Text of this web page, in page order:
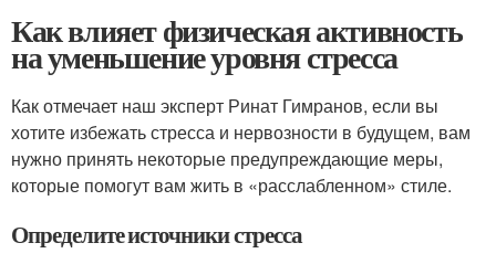
Как влияет физическая активность
на уменьшение уровня стресса
Как отмечает наш эксперт Ринат Гимранов, если вы
хотите избежать стресса и нервозности в будущем, вам
нужно принять некоторые предупреждающие меры,
которые помогут вам жить в «расслабленном» стиле.
Определите источники стресса